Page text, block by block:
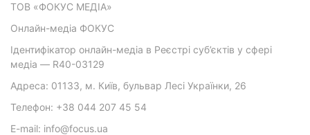
ТОВ «ФОКУС МЕДІА»
Онлайн-медіа ФОКУС
Ідентифікатор онлайн-медіа в Реєстрі суб’єктів у сфері
медіа — R40-03129
Адреса: 01133, м. Київ, бульвар Лесі Українки, 26
Телефон: +38 044 207 45 54
E-mail: info@focus.ua